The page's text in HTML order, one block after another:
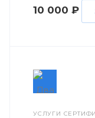
10 000 ₽
УСЛУГИ